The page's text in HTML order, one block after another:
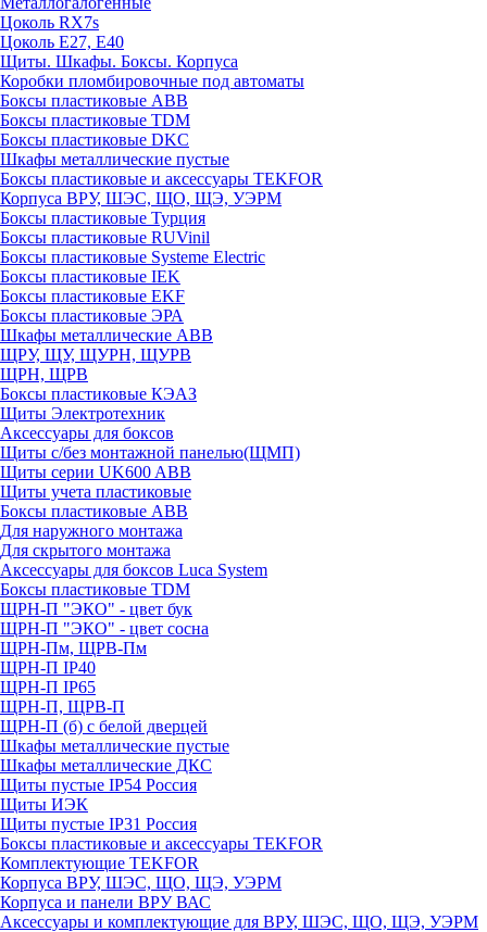
Цоколь RX7s
Цоколь Е27, E40
Щиты. Шкафы. Боксы. Корпуса
Коробки пломбировочные под автоматы
Боксы пластиковые ABB
Боксы пластиковые TDM
Боксы пластиковые DKC
Шкафы металлические пустые
Боксы пластиковые и аксессуары TEKFOR
Корпуса ВРУ, ШЭС, ЩО, ЩЭ, УЭРМ
Боксы пластиковые Турция
Боксы пластиковые RUVinil
Боксы пластиковые Systeme Electric
Боксы пластиковые IEK
Боксы пластиковые EKF
Боксы пластиковые ЭРА
Шкафы металлические ABB
ЩРУ, ЩУ, ЩУРН, ЩУРВ
ЩРН, ЩРВ
Боксы пластиковые КЭАЗ
Щиты Электротехник
Аксессуары для боксов
Щиты с/без монтажной панелью(ЩМП)
Щиты серии UK600 ABB
Щиты учета пластиковые
Боксы пластиковые ABB
Для наружного монтажа
Для скрытого монтажа
Аксессуары для боксов Luca System
Боксы пластиковые TDM
ЩРН-П "ЭКО" - цвет бук
ЩРН-П "ЭКО" - цвет сосна
ЩРН-Пм, ЩРВ-Пм
ЩРН-П IP40
ЩРН-П IP65
ЩРН-П, ЩРВ-П
ЩРН-П (б) с белой дверцей
Шкафы металлические пустые
Шкафы металлические ДКС
Щиты пустые IP54 Россия
Щиты ИЭК
Щиты пустые IP31 Россия
Боксы пластиковые и аксессуары TEKFOR
Комплектующие TEKFOR
Корпуса ВРУ, ШЭС, ЩО, ЩЭ, УЭРМ
Корпуса и панели ВРУ ВАС
Аксессуары и комплектующие для ВРУ, ШЭС, ЩО, ЩЭ, УЭРМ